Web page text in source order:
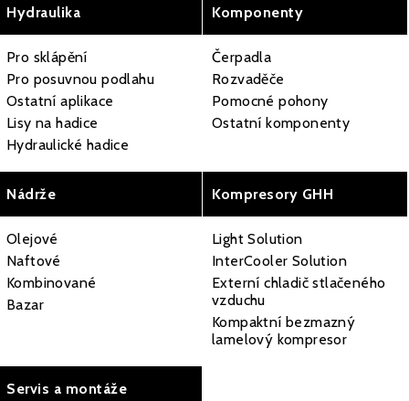
Hydraulika
Pro sklápění
Pro posuvnou podlahu
Ostatní aplikace
Lisy na hadice
Hydraulické hadice
Komponenty
Čerpadla
Rozvaděče
Pomocné pohony
Ostatní komponenty
Nádrže
Olejové
Naftové
Kombinované
Bazar
Kompresory GHH
Light Solution
InterCooler Solution
Externí chladič stlačeného
vzduchu
Kompaktní bezmazný
lamelový kompresor
Servis a montáže